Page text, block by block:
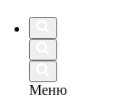
Меню